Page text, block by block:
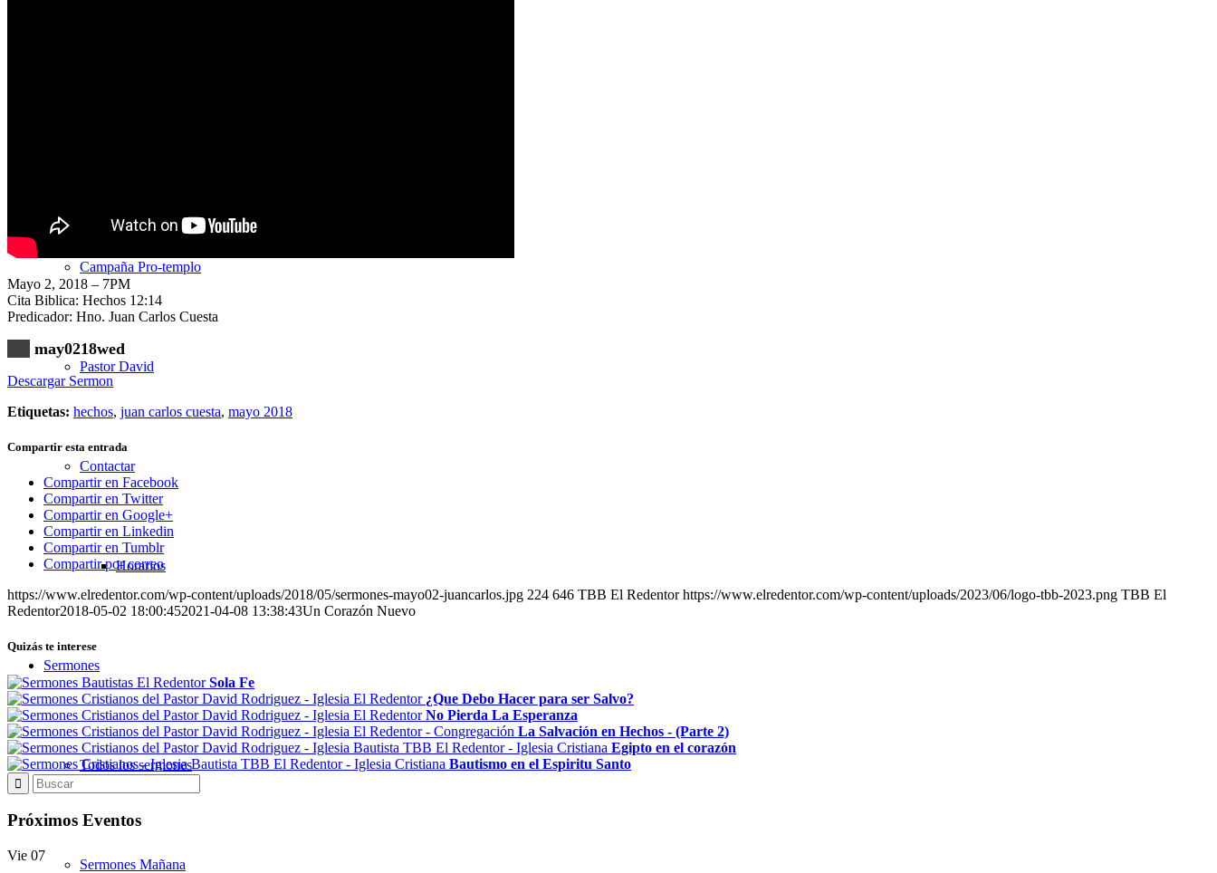
Campaña Pro-templo
Pastor David
Contactar
Horarios
Sermones
Todos los sermones
Sermones Mañana
Mayo 2, 2018 – 7PM
Cita Biblica: Hechos 12:14
Predicador: Hno. Juan Carlos Cuesta
may0218wed
Descargar Sermon
Etiquetas: hechos, juan carlos cuesta, mayo 2018
Compartir esta entrada
Compartir en Facebook
Compartir en Twitter
Compartir en Google+
Compartir en Linkedin
Compartir en Tumblr
Compartir por correo
https://www.elredentor.com/wp-content/uploads/2018/05/sermones-mayo02-juancarlos.jpg 224 646 TBB El Redentor https://www.elredentor.com/wp-content/uploads/2023/06/logo-tbb-2023.png TBB El
Redentor2018-05-02 18:00:452021-04-08 13:38:43Un Corazón Nuevo
Quizás te interese
Sola Fe
¿Que Debo Hacer para ser Salvo?
No Pierda La Esperanza
La Salvación en Hechos - (Parte 2)
Egipto en el corazón
Bautismo en el Espiritu Santo
Próximos Eventos
Vie 07